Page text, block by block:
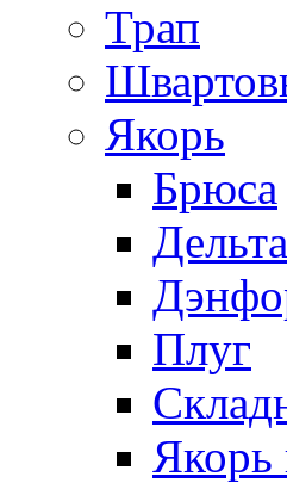
Трап
Якорь
Брюса
Дельта
Плуг